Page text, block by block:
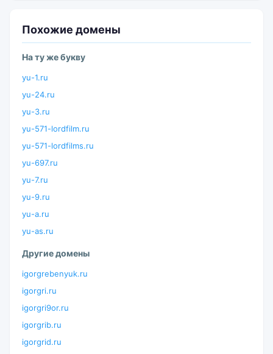
Похожие домены
На ту же букву
yu-1.ru
yu-24.ru
yu-3.ru
yu-571-lordfilm.ru
yu-571-lordfilms.ru
yu-697.ru
yu-7.ru
yu-9.ru
yu-a.ru
yu-as.ru
Другие домены
igorgrebenyuk.ru
igorgri.ru
igorgri9or.ru
igorgrib.ru
igorgrid.ru